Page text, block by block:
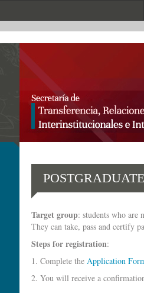
Target group: students who are
They can take, pass and certify
Steps for registration:
1. Complete the Application
2. You will receive a